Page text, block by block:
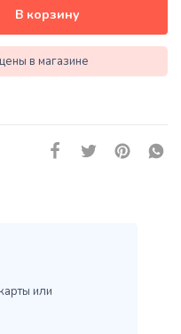
В корзину
в магазине
или